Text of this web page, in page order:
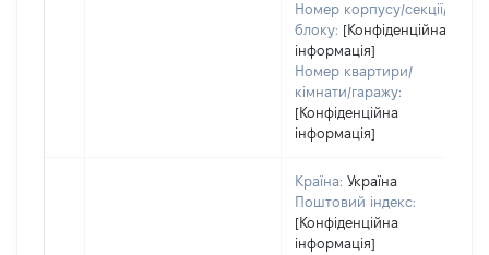
Номер корпусу/секції/
блоку: [Конфіденційна
інформація]
Номер квартири/
кімнати/гаражу:
[Конфіденційна
інформація]
Країна: Україна
Поштовий індекс:
[Конфіденційна
інформація]